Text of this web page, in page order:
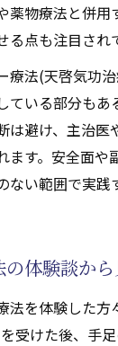
療法(天啓気功
治療や療法で活
力向上の実践的
療法で身につ
改善に役立つエ
薬物療法と併用
点も注目され
療法(天啓気功
ている部分もあ
は避け、主治医
ます。安全面や
ない範囲で実践
体験談か
法を体験した方
受けた後、手